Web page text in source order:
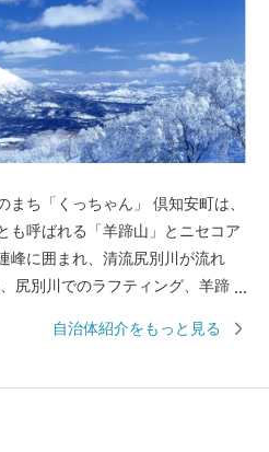
っちゃん」 倶知安町は、
も呼ばれる「羊蹄山」とニセコア
峰に囲まれ、清流尻別川が流れ
尻別川でのラフティング、羊蹄山
過ごす長期滞在者も増えていま
自治体紹介をもっと見る